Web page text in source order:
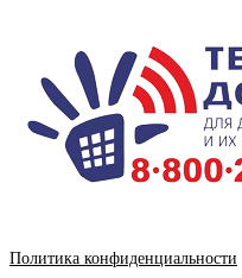
Политика конфиденциальности